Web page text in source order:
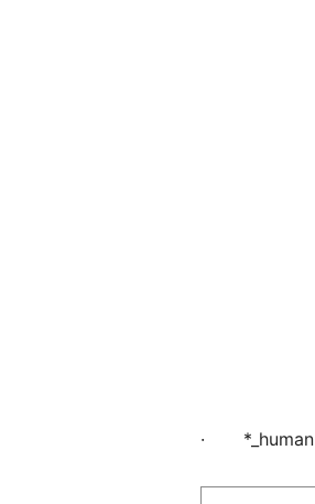
· *_human